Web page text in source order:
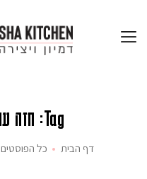
Tag: חזה עוף ותפוחי אדמה
דף הבית כל הפוסטים